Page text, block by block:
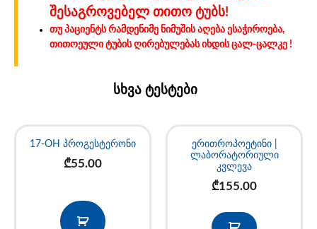
შესაგროვებელ თითო ტუბს!
თუ პაციენტს რამდენიმე ნიმუშის აღება ესაჭიროება,
თითოეული ტუბის ღირებულებას იხდის ცალ-ცალკე !
სხვა ტესტები
17-OH პროგესტერონი
₾55.00
ერითროპოეტინი |
ლაბორატორიული
კვლევა
₾155.00